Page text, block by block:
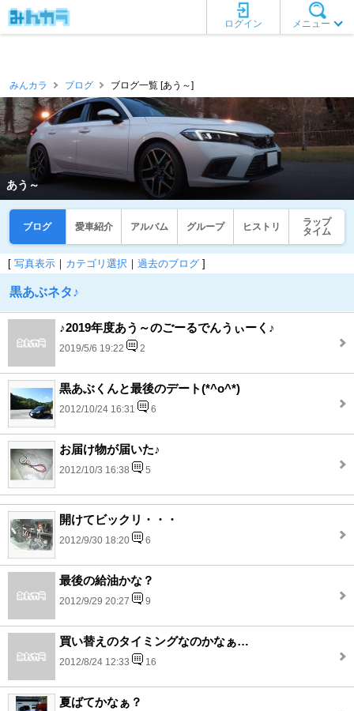
メニュー
ログイン
みんカラ ブログ ブログ一覧 [あう～]
あう～
ブログ 愛車紹介 アルバム グループ ヒストリ
ラップ
タイム
[ 写真表示 ｜ カテゴリ選択 ｜ 過去のブログ ]
黒あぶネタ♪
♪2019年度あう～のごーるでんうぃーく♪
2019/5/6 19:22 2
黒あぶくんと最後のデート(*^o^*)
2012/10/24 16:31 6
お届け物が届いた♪
2012/10/3 16:38 5
開けてビックリ・・・
2012/9/30 18:20 6
最後の給油かな？
2012/9/29 20:27 9
買い替えのタイミングなのかなぁ…
2012/8/24 12:33 16
夏ばてかなぁ？